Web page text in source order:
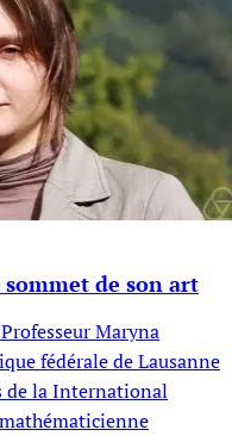
de son art
Maryna
fédérale de Lausanne
de la International